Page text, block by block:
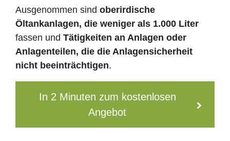
Ausgenommen sind oberirdische
Öltankanlagen, die weniger als 1.000 Liter
fassen und Tätigkeiten an Anlagen oder
Anlagenteilen, die die Anlagensicherheit
nicht beeinträchtigen.
In 2 Minuten zum kostenlosen
Angebot